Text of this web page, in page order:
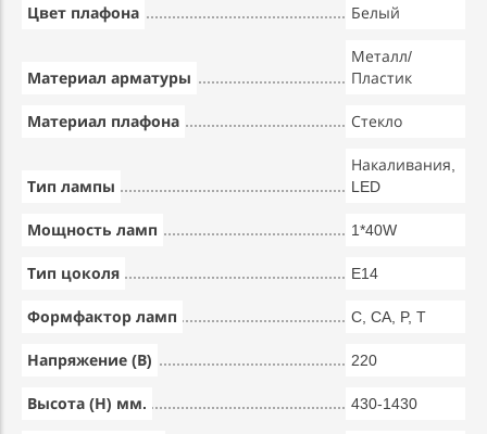
Цвет плафона Белый
Материал арматуры
Металл/
Пластик
Материал плафона Стекло
Тип лампы
Накаливания,
LED
Мощность ламп 1*40W
Тип цоколя E14
Формфактор ламп C, CA, P, T
Напряжение (В) 220
Высота (Н) мм. 430-1430